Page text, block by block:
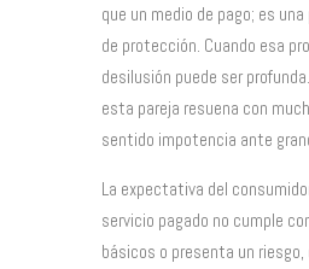
que un medio de pago; es
de protección. Cuando esa
desilusión puede ser
esta pareja resuena con
sentido impotencia ante
La expectativa del
servicio pagado no cumple
básicos o presenta un riesgo,